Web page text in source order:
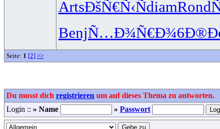
ArtsÐšÑ€Ñ‹ÑdiamRond
BenjÑ…Ð¾Ñ€Ð¾
Seite: 1 [2] >>
Du musst dich registrieren um auf dieses Thema zu antworten.
Login :: » Name » Passwort